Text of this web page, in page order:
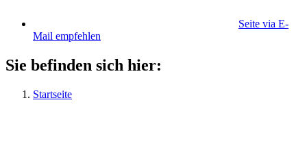
Seite via E-
Mail empfehlen
Sie befinden sich hier:
Startseite